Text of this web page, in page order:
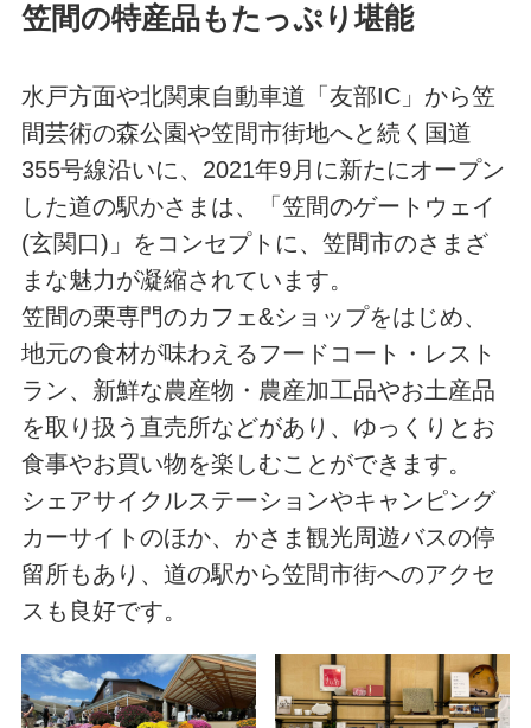
笠間の特産品もたっぷり堪能
水戸方面や北関東自動車道「友部IC」から笠
間芸術の森公園や笠間市街地へと続く国道
355号線沿いに、2021年9月に新たにオープン
した道の駅かさまは、「笠間のゲートウェイ
(玄関口)」をコンセプトに、笠間市のさまざ
まな魅力が凝縮されています。
笠間の栗専門のカフェ&ショップをはじめ、
地元の食材が味わえるフードコート・レスト
ラン、新鮮な農産物・農産加工品やお土産品
を取り扱う直売所などがあり、ゆっくりとお
食事やお買い物を楽しむことができます。
シェアサイクルステーションやキャンピング
カーサイトのほか、かさま観光周遊バスの停
留所もあり、道の駅から笠間市街へのアクセ
スも良好です。